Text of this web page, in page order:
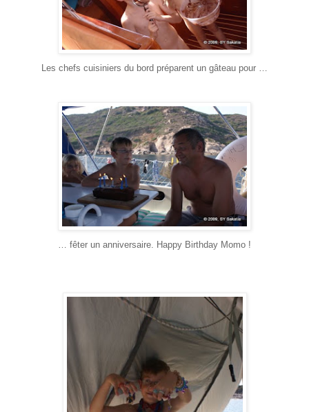
Les chefs cuisiniers du bord préparent un gâteau pour …
… fêter un anniversaire. Happy Birthday Momo !